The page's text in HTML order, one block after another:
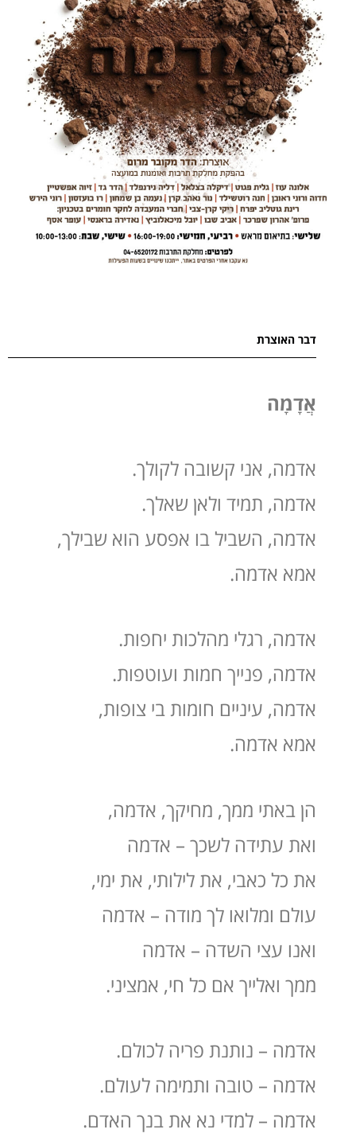
דבר האוצרת
אֲדָמָה
אדמה, אני קשובה לקולך.
אדמה, תמיד ולאן שאלך.
אדמה, השביל בו אפסע הוא שבילך,
אמא אדמה.
אדמה, רגלי מהלכות יחפות.
אדמה, פנייך חמות ועוטפות.
אדמה, עיניים חומות בי צופות,
אמא אדמה.
הן באתי ממך, מחיקך, אדמה,
ואת עתידה לשכך – אדמה
את כל כאבי, את לילותי, את ימי,
עולם ומלואו לך מודה – אדמה
ואנו עצי השדה – אדמה
ממך ואלייך אם כל חי, אמציני.
אדמה – נותנת פריה לכולם.
אדמה – טובה ותמימה לעולם.
אדמה – למדי נא את בנך האדם.